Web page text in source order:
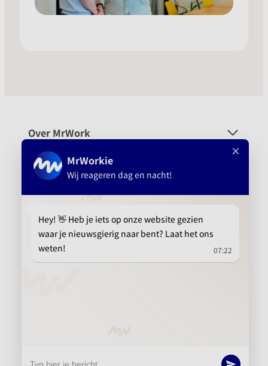
Over MrWork
Voor wie
Platform